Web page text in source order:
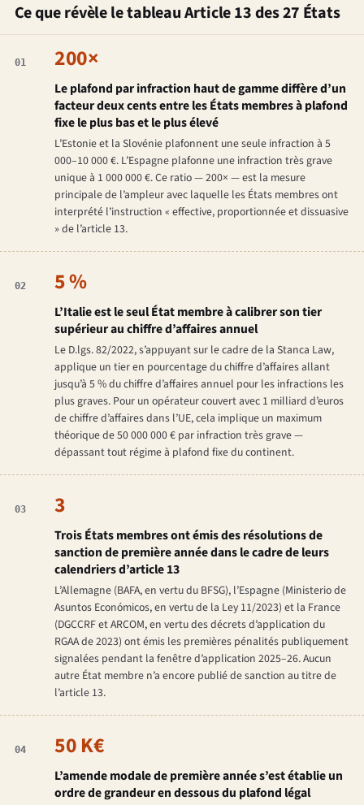
Ce que révèle le tableau Article 13 des 27 États
01 200×
Le plafond par infraction haut de gamme diffère d’un
facteur deux cents entre les États membres à plafond
fixe le plus bas et le plus élevé
L’Estonie et la Slovénie plafonnent une seule infraction à 5
000–10 000 €. L’Espagne plafonne une infraction très grave
unique à 1 000 000 €. Ce ratio — 200× — est la mesure
principale de l’ampleur avec laquelle les États membres ont
interprété l’instruction « effective, proportionnée et dissuasive
» de l’article 13.
02 5 %
L’Italie est le seul État membre à calibrer son tier
supérieur au chiffre d’affaires annuel
Le D.lgs. 82/2022, s’appuyant sur le cadre de la Stanca Law,
applique un tier en pourcentage du chiffre d’affaires allant
jusqu’à 5 % du chiffre d’affaires annuel pour les infractions les
plus graves. Pour un opérateur couvert avec 1 milliard d’euros
de chiffre d’affaires dans l’UE, cela implique un maximum
théorique de 50 000 000 € par infraction très grave —
dépassant tout régime à plafond fixe du continent.
03 3
Trois États membres ont émis des résolutions de
sanction de première année dans le cadre de leurs
calendriers d’article 13
L’Allemagne (BAFA, en vertu du BFSG), l’Espagne (Ministerio de
Asuntos Económicos, en vertu de la Ley 11/2023) et la France
(DGCCRF et ARCOM, en vertu des décrets d’application du
RGAA de 2023) ont émis les premières pénalités publiquement
signalées pendant la fenêtre d’application 2025–26. Aucun
autre État membre n’a encore publié de sanction au titre de
l’article 13.
04 50 K€
L’amende modale de première année s’est établie un
ordre de grandeur en dessous du plafond légal